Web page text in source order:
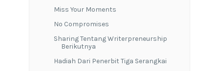
Miss Your Moments
No Compromises
Sharing Tentang Writerpreneurship
Berikutnya
Hadiah Dari Penerbit Tiga Serangkai